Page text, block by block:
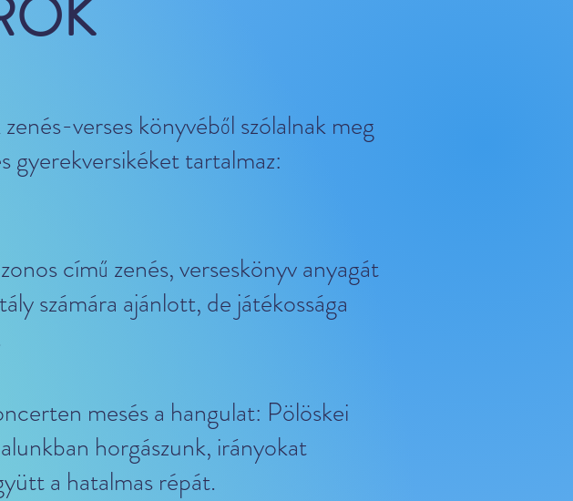
verses könyvéből szólalnak meg
gyerekversikéket tartalmaz:
című zenés, verseskönyv anyagát
számára ajánlott, de játékossága
mesés a hangulat: Pölöskei
horgászunk, irányokat
a hatalmas répát.